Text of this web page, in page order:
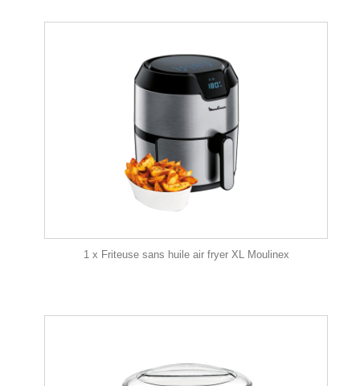
1 x Friteuse sans huile air fryer XL Moulinex